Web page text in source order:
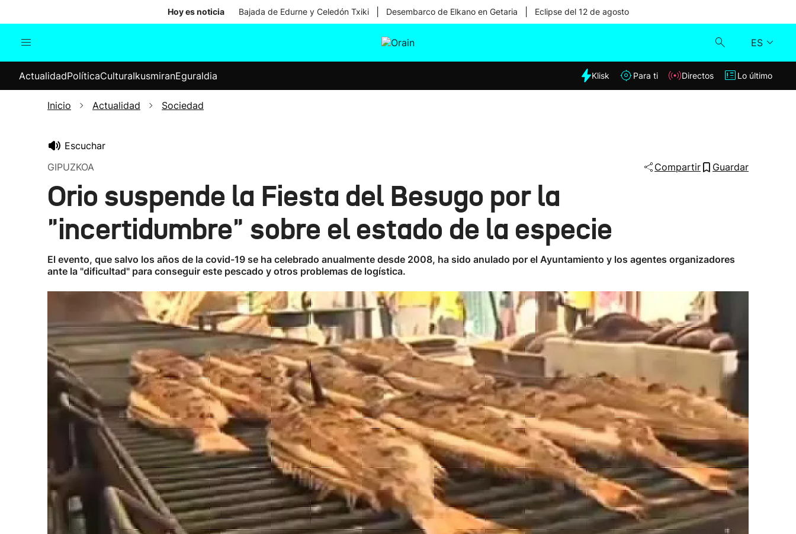
Hoy es noticia Bajada de Edurne y Celedón Txiki Desembarco de Elkano en Getaria Eclipse del 12 de agosto
ES
Internacional
Elecciones
Klisk
ActualidadPolíticaCulturaIkusmiranEguraldia Klisk Para ti Directos Lo último
Inicio Actualidad Sociedad
Escuchar
GIPUZKOA
Compartir Guardar
Orio suspende la Fiesta del Besugo por la
"incertidumbre" sobre el estado de la especie
El evento, que salvo los años de la covid-19 se ha celebrado anualmente desde 2008, ha sido anulado por el Ayuntamiento y los agentes organizadores
ante la "dificultad" para conseguir este pescado y otros problemas de logística.